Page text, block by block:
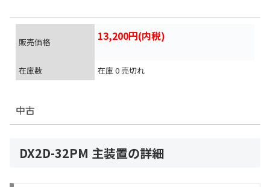
販売価格 13,200円(内税)
在庫数 在庫 0 売切れ
中古
DX2D-32PM 主装置の詳細